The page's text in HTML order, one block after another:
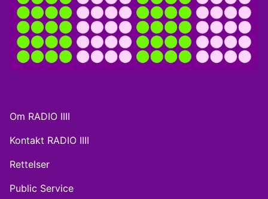
Om RADIO IIII
Kontakt RADIO IIII
Rettelser
Public Service